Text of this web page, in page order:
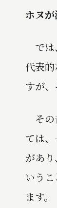
ホヌ
では
代表
すが
その
ては
があ
いう
ます。